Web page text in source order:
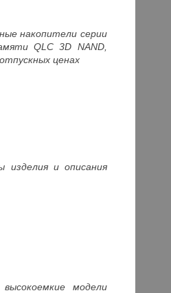
накопители серии
QLC 3D NAND,
ценах
и описания
модели